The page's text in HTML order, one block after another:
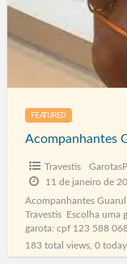
FEATURED
Acompanhantes
Travestis
11 de janeiro de
Acompanhantes
Travestis Escolha uma
garota: cpf 123 588
183 total views, 0 today